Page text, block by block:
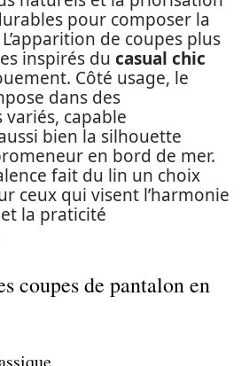
pour composer la
L’apparition de coupes plus
inspirés du casual chic
Côté usage, le
dans des
capable
bien la silhouette
en bord de mer.
fait du lin un choix
ceux qui visent l’harmonie
la praticité
coupes de pantalon en